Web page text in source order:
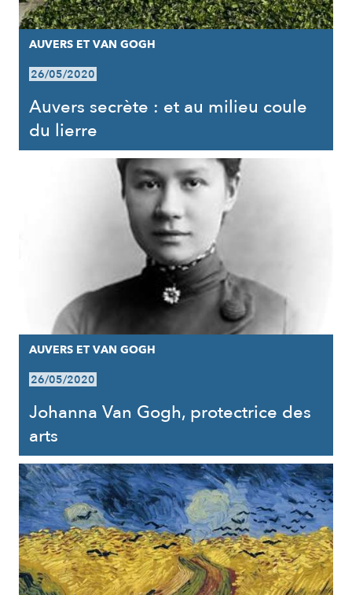
AUVERS ET VAN GOGH
26/05/2020
Auvers secrète : et au milieu coule
du lierre
AUVERS ET VAN GOGH
26/05/2020
Johanna Van Gogh, protectrice des
arts